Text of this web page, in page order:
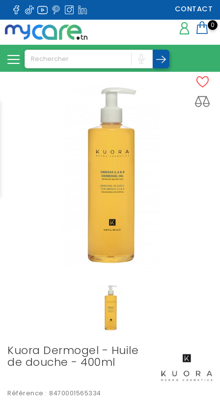
CONTACT
0
Kuora Dermogel - Huile
de douche - 400ml
Référence : 8470001565334